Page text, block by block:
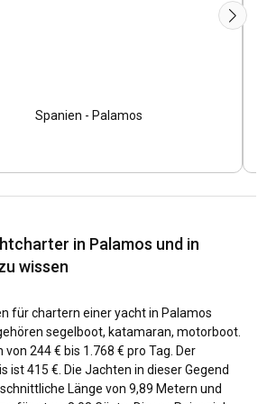
in Palamos dauert in den
Wetter, weniger Menschenmassen und
was für ein entspannteres
Jede Jahreszeit bringt einzigartige
gibt, in Palamos eine Yacht zu
und Segelbedingungen in
Das mediterrane Klima
Sommer und milde, relativ
aus Nord-Nordost bieten im Sommer
für reibungsloses Segeln.
immer die Wettervorhersage vor Ort,
Spanien - Palamos
in Palamos und in
wissen
für chartern einer yacht in Palamos
segelboot, katamaran, motorboot.
von 244 € bis 1.768 € pro Tag. Der
ist 415 €. Die Jachten in dieser Gegend
Länge von 9,89 Metern und